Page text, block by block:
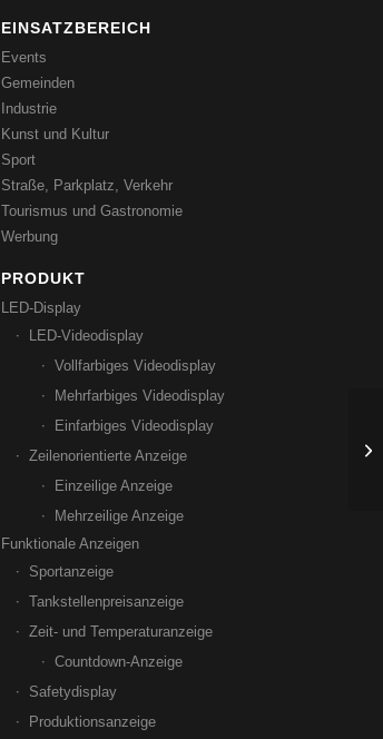
EINSATZBEREICH
Events
Gemeinden
Industrie
Kunst und Kultur
Sport
Straße, Parkplatz, Verkehr
Tourismus und Gastronomie
Werbung
PRODUKT
LED-Display
LED-Videodisplay
Vollfarbiges Videodisplay
Mehrfarbiges Videodisplay
Einfarbiges Videodisplay
Zeilenorientierte Anzeige
Einzeilige Anzeige
Mehrzeilige Anzeige
Funktionale Anzeigen
Sportanzeige
Tankstellenpreisanzeige
Zeit- und Temperaturanzeige
Countdown-Anzeige
Safetydisplay
Produktionsanzeige